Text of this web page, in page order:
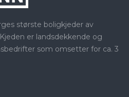
største boligkjeder av
er landsdekkende og
som omsetter for ca. 3